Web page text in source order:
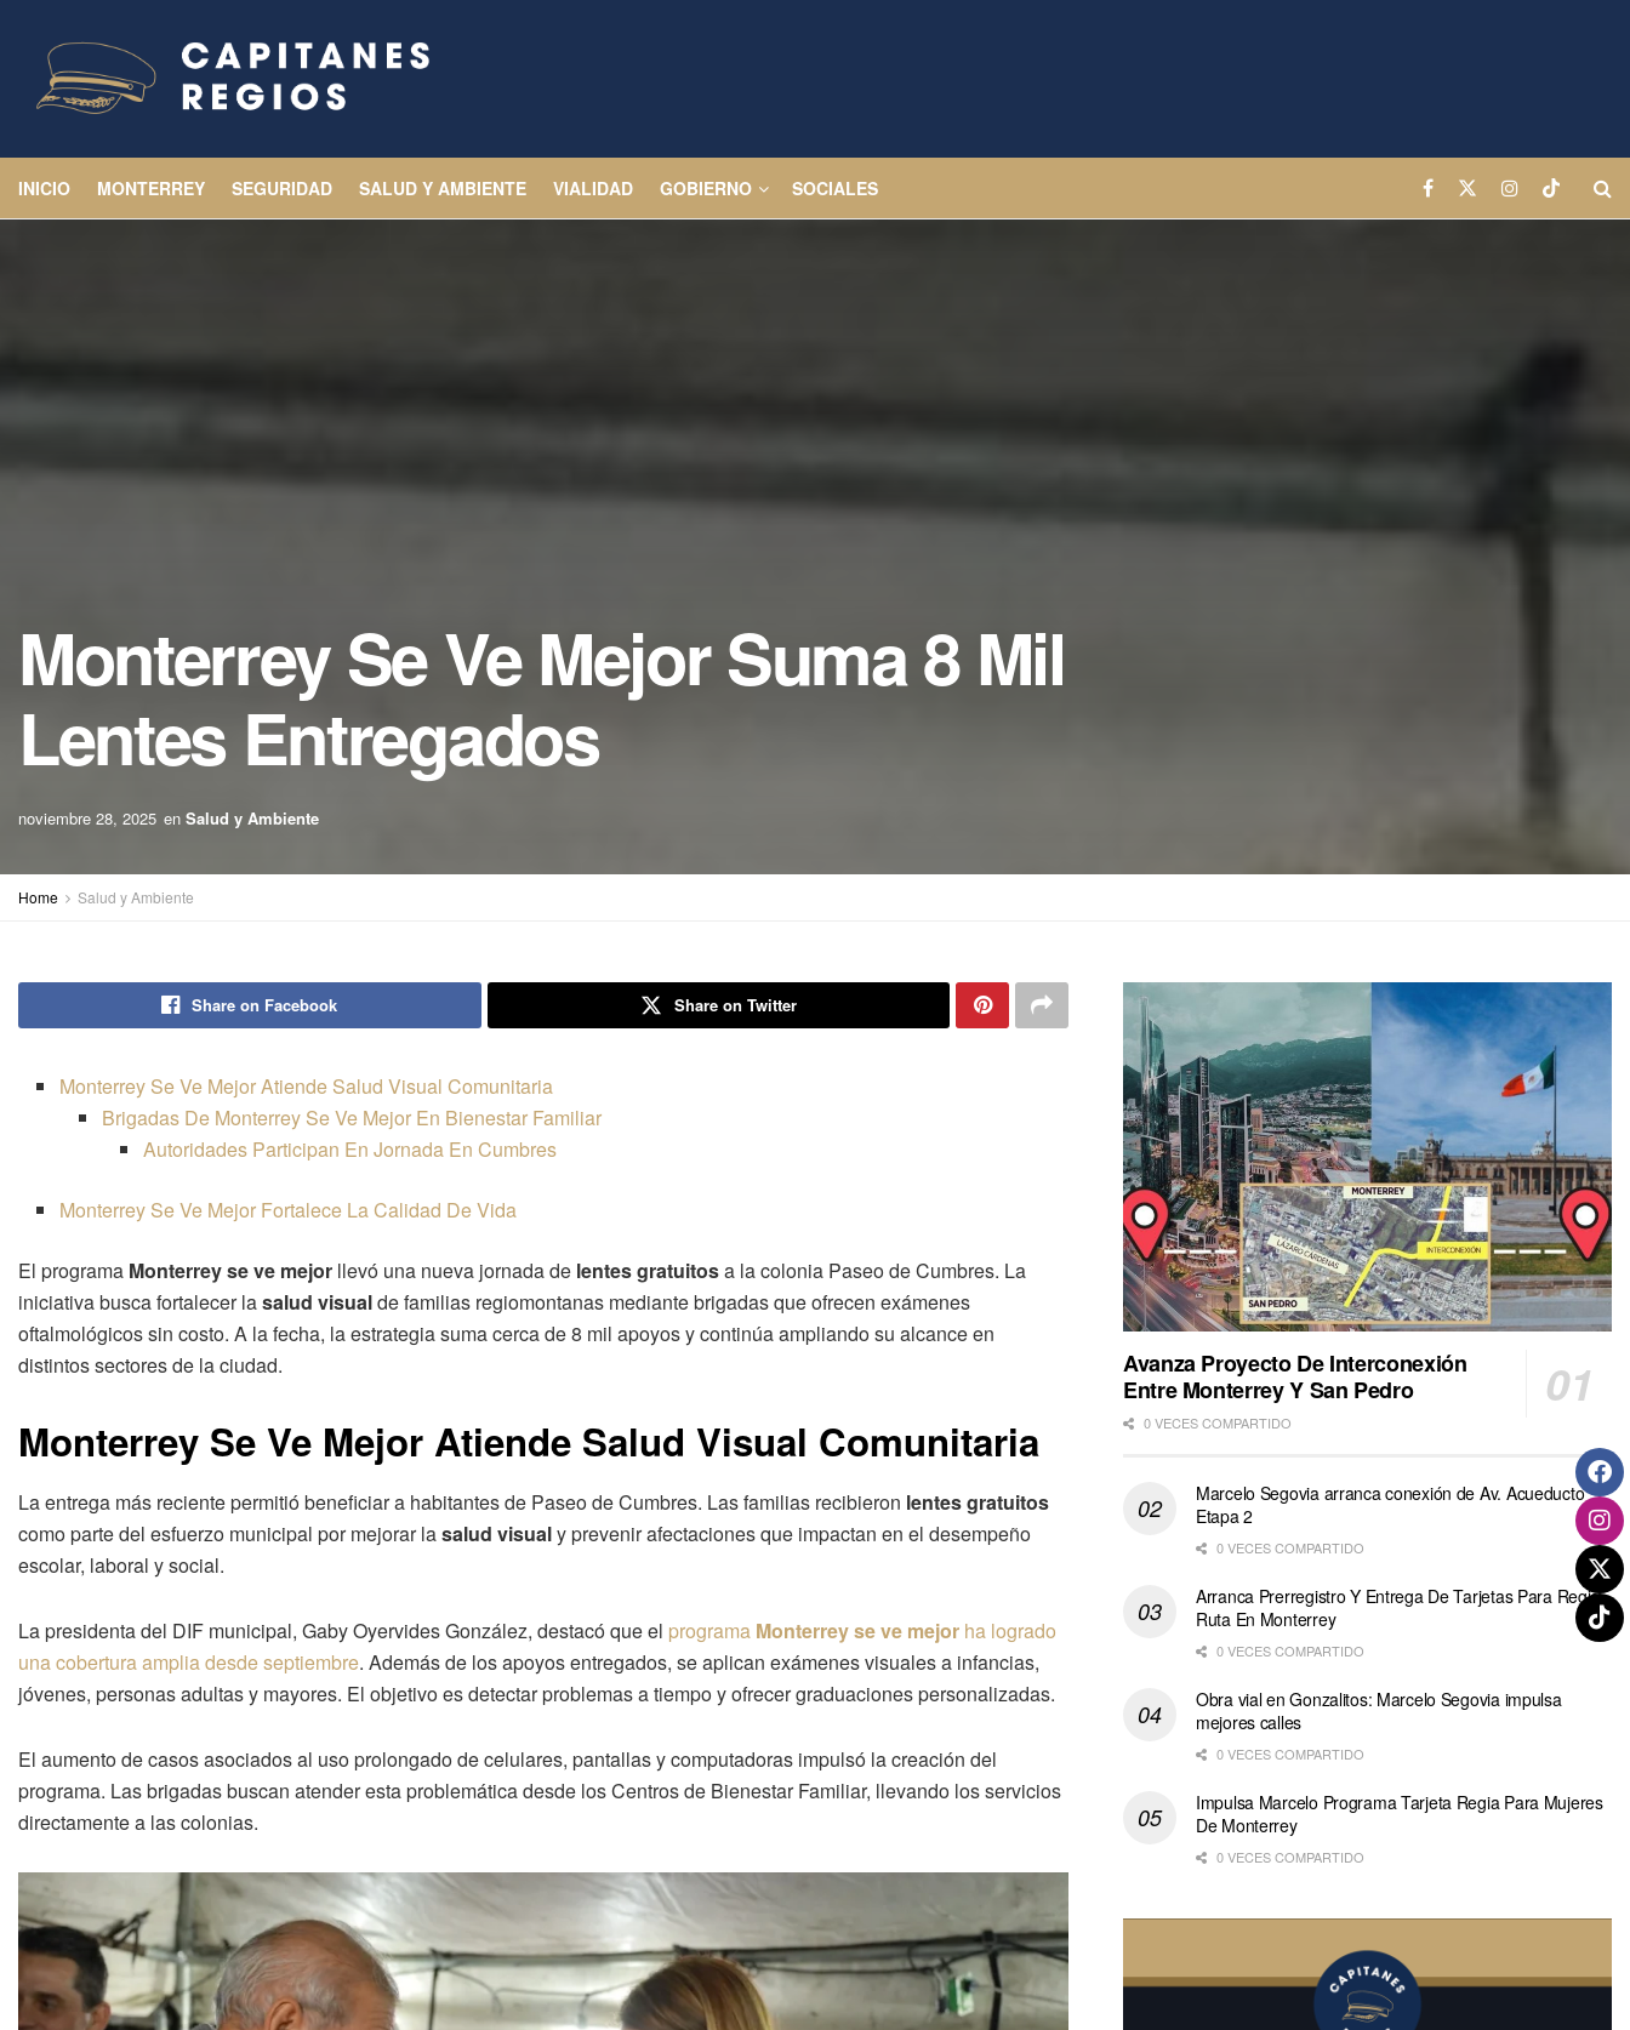
INICIO MONTERREY SEGURIDAD SALUD Y AMBIENTE VIALIDAD GOBIERNO SOCIALES
Monterrey Se Ve Mejor Suma 8 Mil
Lentes Entregados
noviembre 28, 2025 en Salud y Ambiente
Home Salud y Ambiente
Share on Facebook Share on Twitter
Monterrey Se Ve Mejor Atiende Salud Visual Comunitaria
Brigadas De Monterrey Se Ve Mejor En Bienestar Familiar
Autoridades Participan En Jornada En Cumbres
Monterrey Se Ve Mejor Fortalece La Calidad De Vida
El programa Monterrey se ve mejor llevó una nueva jornada de lentes gratuitosa la colonia Paseo de Cumbres. La
iniciativa busca fortalecer lasalud visualde familias regiomontanas mediante brigadas que ofrecen exámenes
oftalmológicos sin costo. A la fecha, la estrategia suma cerca de 8 mil apoyos y continúa ampliando su alcance en
distintos sectores de la ciudad.
Monterrey Se Ve Mejor Atiende Salud Visual Comunitaria
La entrega más reciente permitió beneficiar a habitantes de Paseo de Cumbres. Las familias recibieron lentes gratuitos
como parte del esfuerzo municipal por mejorar lasalud visualy prevenir afectaciones que impactan en el desempeño
escolar, laboral y social.
La presidenta del DIF municipal, Gaby Oyervides González, destacó que el programa Monterrey se ve mejor ha logrado
una cobertura amplia desde septiembre. Además de los apoyos entregados, se aplican exámenes visuales a infancias,
jóvenes, personas adultas y mayores. El objetivo es detectar problemas a tiempo y ofrecer graduaciones personalizadas.
El aumento de casos asociados al uso prolongado de celulares, pantallas y computadoras impulsó la creación del
programa. Las brigadas buscan atender esta problemática desde los Centros de Bienestar Familiar, llevando los servicios
directamente a las colonias.
Avanza Proyecto De Interconexión
Entre Monterrey Y San Pedro
0 VECES COMPARTIDO
Marcelo Segovia arranca conexión de Av. Acueducto
Etapa 2
0 VECES COMPARTIDO
Arranca Prerregistro Y Entrega De Tarjetas Para Regio
Ruta En Monterrey
0 VECES COMPARTIDO
Obra vial en Gonzalitos: Marcelo Segovia impulsa
mejores calles
0 VECES COMPARTIDO
Impulsa Marcelo Programa Tarjeta Regia Para Mujeres
De Monterrey
0 VECES COMPARTIDO